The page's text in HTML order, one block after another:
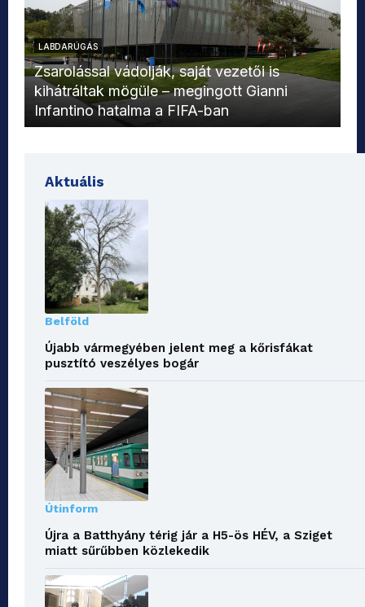
LABDARÚGÁS
Zsarolással vádolják, saját vezetői is
kihátráltak mögüle – megingott Gianni
Infantino hatalma a FIFA-ban
Aktuális
Belföld
Újabb vármegyében jelent meg a kőrisfákat
pusztító veszélyes bogár
Útinform
Újra a Batthyány térig jár a H5-ös HÉV, a Sziget
miatt sűrűbben közlekedik